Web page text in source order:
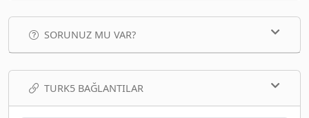
SORUNUZ MU VAR?
TURK5 BAĞLANTILAR